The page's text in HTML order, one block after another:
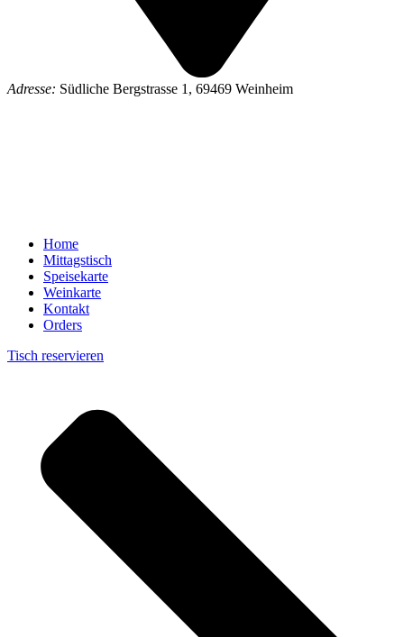
Adresse: Südliche Bergstrasse 1, 69469 Weinheim
Home
Mittagstisch
Speisekarte
Weinkarte
Kontakt
Orders
Tisch reservieren